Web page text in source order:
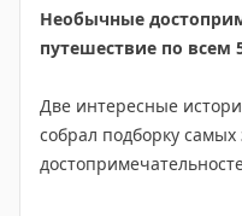
Всего свободных мест: 3
Необычные
путешествие по всем
Две интересные
собрал подборку